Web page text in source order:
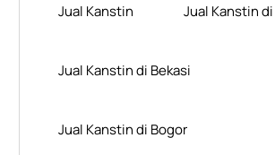
Jual Kanstin Jual Kanstin
Jual Kanstin di Bekasi
Jual Kanstin di Bogor